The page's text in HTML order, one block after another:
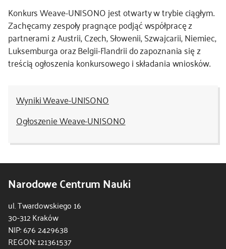
Konkurs Weave-UNISONO jest otwarty w trybie ciągłym.
Zachęcamy zespoły pragnące podjąć współpracę z
partnerami z Austrii, Czech, Słowenii, Szwajcarii, Niemiec,
Luksemburga oraz Belgii-Flandrii do zapoznania się z
treścią ogłoszenia konkursowego i składania wniosków.
Wyniki Weave-UNISONO
Ogłoszenie Weave-UNISONO
Narodowe Centrum Nauki
ul. Twardowskiego 16
30-312 Kraków
NIP: 676 2429638
REGON: 121361537